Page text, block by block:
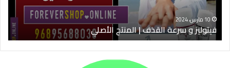
10 مارس، 2024
فيتوليز و سرعة القذف | المنتج الأصلي